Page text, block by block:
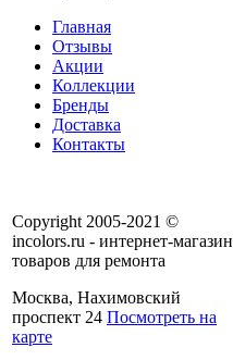
Главная
Отзывы
Акции
Коллекции
Бренды
Доставка
Контакты
Copyright 2005-2021 ©
incolors.ru - интернет-магазин
товаров для ремонта
Москва, Нахимовский
проспект 24 Посмотреть на
карте